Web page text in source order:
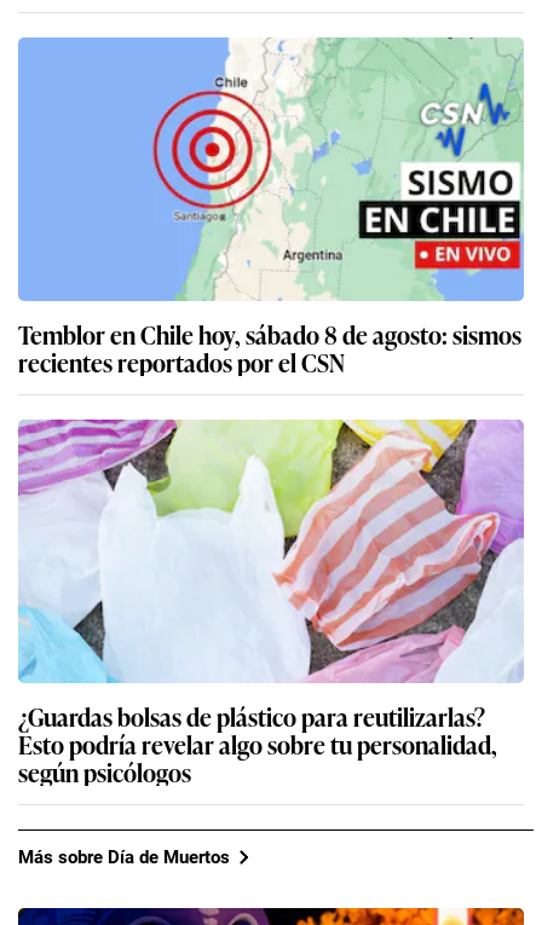
Temblor en Chile hoy, sábado 8 de agosto: sismos
recientes reportados por el CSN
¿Guardas bolsas de plástico para reutilizarlas?
Esto podría revelar algo sobre tu personalidad,
según psicólogos
Más sobre Día de Muertos